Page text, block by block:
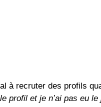
à recruter des profils
profil et je n’ai pas eu